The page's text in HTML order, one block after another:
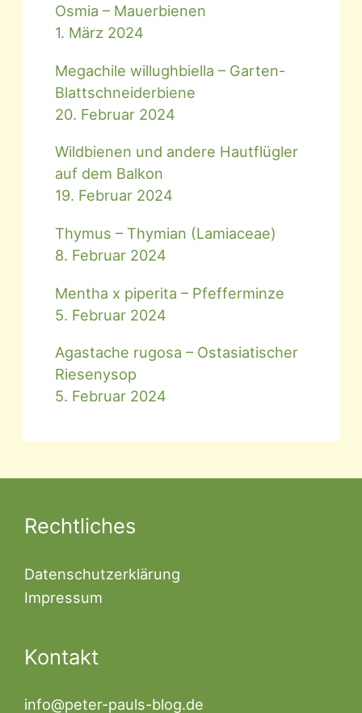
Osmia – Mauerbienen
1. März 2024
Megachile willughbiella – Garten-
Blattschneiderbiene
20. Februar 2024
Wildbienen und andere Hautflügler
auf dem Balkon
19. Februar 2024
Thymus – Thymian (Lamiaceae)
8. Februar 2024
Mentha x piperita – Pfefferminze
5. Februar 2024
Agastache rugosa – Ostasiatischer
Riesenysop
5. Februar 2024
Rechtliches
Datenschutzerklärung
Impressum
Kontakt
info@peter-pauls-blog.de